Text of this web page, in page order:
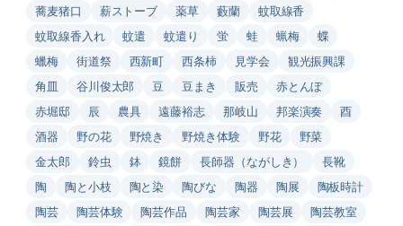
蕎麦猪口
薪ストーブ 薬草 藪蘭
蚊取線香
蚊取線香入れ
蚊遣 蚊遣り 蛍 蛙 蝋梅
蝶
蠟梅
街道祭 西新町 西条柿 見学会
観光振興課
角皿
谷川俊太郎 豆 豆まき 販売
赤とんぼ
赤堀邸
辰 農具 遠藤裕志 那岐山 邦楽演奏
酉
酒器
野の花 野焼き 野焼き体験 野花
野菜
金太郎
鈴虫 鉢 鏡餅 長師器（ながしき）
長靴
陶
陶と小枝 陶と染 陶びな 陶器 陶展
陶板時計
陶芸
陶芸体験 陶芸作品 陶芸家 陶芸展
陶芸教室